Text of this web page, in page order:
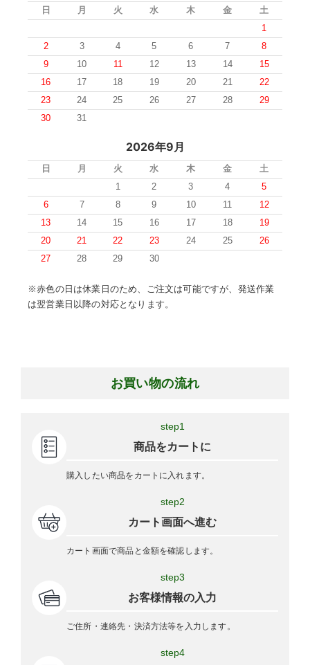
日 月 火 水 木 金
土
1
2
3 4 5 6 7
8
9
10 11 12 13 14
15
16
17 18 19 20 21
22
23
24 25 26 27 28
29
30
31
2026年9月
日 月 火 水 木 金
土
1
2 3 4
5
6
7 8 9 10 11
12
13
14 15 16 17 18
19
20
21 22 23 24 25
26
27
28 29 30
※赤色の日は休業日のため、ご注文は可能ですが、発送作業
は翌営業日以降の対応となります。
お買い物の流れ
step1
商品をカートに
購入したい商品をカートに入れます。
step2
カート画面へ進む
カート画面で商品と金額を確認します。
step3
お客様情報の入力
ご住所・連絡先・決済方法等を入力します。
step4